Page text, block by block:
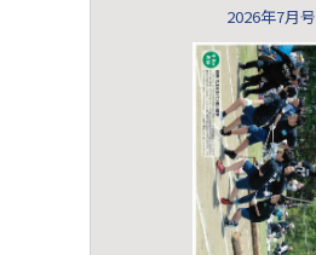
2026年7月号